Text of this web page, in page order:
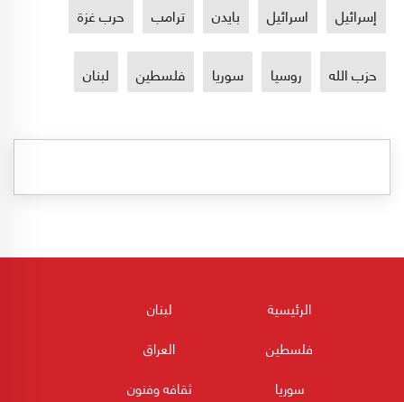
إسرائيل اسرائيل بايدن ترامب حرب غزة
حزب الله روسيا سوريا فلسطين لبنان
الرئيسية
لبنان
فلسطين
العراق
سوريا
ثقافه وفنون